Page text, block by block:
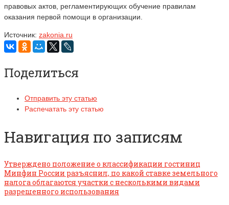
правовых актов, регламентирующих обучение правилам
оказания первой помощи в организации.
Источник: zakonia.ru
Поделиться
Отправить эту статью
Распечатать эту статью
Навигация по записям
Утверждено положение о классификации гостиниц
Минфин России разъяснил, по какой ставке земельного
налога облагаются участки с несколькими видами
разрешенного использования